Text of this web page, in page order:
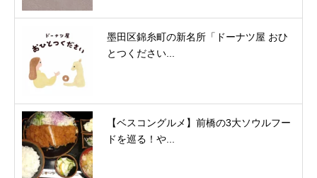
墨田区錦糸町の新名所「ドーナツ屋 おひ
とつください...
【ベスコングルメ】前橋の3大ソウルフー
ドを巡る！や...